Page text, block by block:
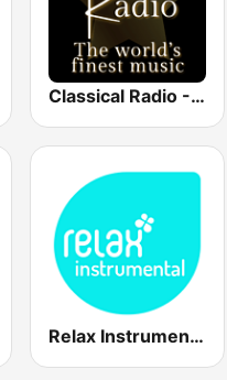
Classical Radio - Sleep
Relax Instrumental